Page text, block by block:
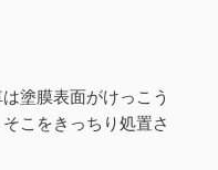
塗膜表面がけっこう
こをきっちり処置さ